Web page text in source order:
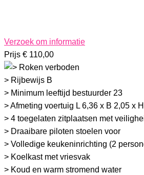
Verzoek om informatie
Prijs € 110,00
> Rijbewijs B
> Minimum leeftijd bestuurder 23
> Afmeting voertuig L 6,36 x B 2,05 x
> 4 toegelaten zitplaatsen met
> Draaibare piloten stoelen voor
> Volledige keukeninrichting (2
> Koelkast met vriesvak
> Koud en warm stromend water